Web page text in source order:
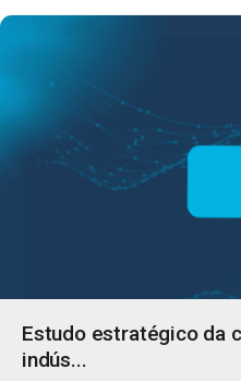
Estudo estratégico da
indús...